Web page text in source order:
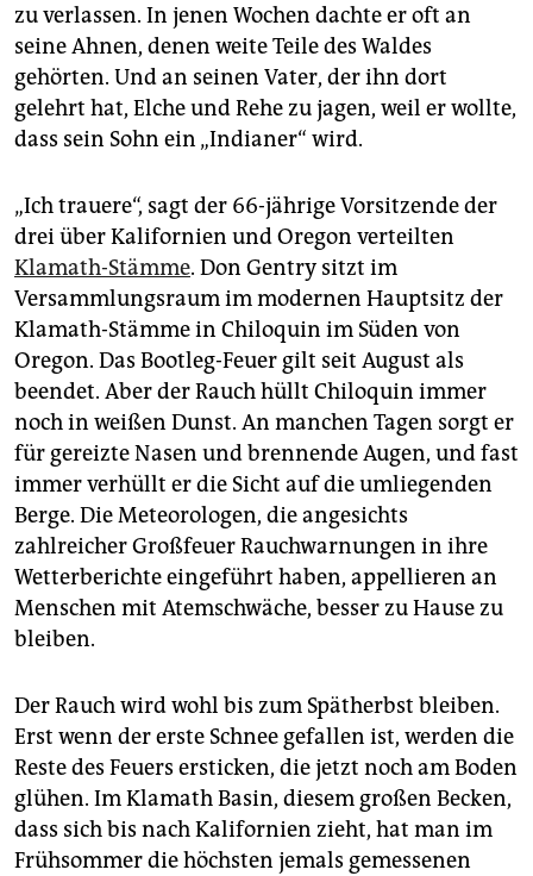
zu verlassen. In jenen Wochen dachte er oft an
seine Ahnen, denen weite Teile des Waldes
gehörten. Und an seinen Vater, der ihn dort
gelehrt hat, Elche und Rehe zu jagen, weil er wollte,
dass sein Sohn ein „Indianer“ wird.
„Ich trauere“, sagt der 66-jährige Vorsitzende der
drei über Kalifornien und Oregon verteilten
Klamath-Stämme. Don Gentry sitzt im
Versammlungsraum im modernen Hauptsitz der
Klamath-Stämme in Chiloquin im Süden von
Oregon. Das Bootleg-Feuer gilt seit August als
beendet. Aber der Rauch hüllt Chiloquin immer
noch in weißen Dunst. An manchen Tagen sorgt er
für gereizte Nasen und brennende Augen, und fast
immer verhüllt er die Sicht auf die umliegenden
Berge. Die Meteorologen, die angesichts
zahlreicher Großfeuer Rauchwarnungen in ihre
Wetterberichte eingeführt haben, appellieren an
Menschen mit Atemschwäche, besser zu Hause zu
bleiben.
Der Rauch wird wohl bis zum Spätherbst bleiben.
Erst wenn der erste Schnee gefallen ist, werden die
Reste des Feuers ersticken, die jetzt noch am Boden
glühen. Im Klamath Basin, diesem großen Becken,
dass sich bis nach Kalifornien zieht, hat man im
Frühsommer die höchsten jemals gemessenen